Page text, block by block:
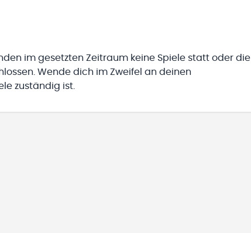
im gesetzten Zeitraum keine Spiele statt oder die
Wende dich im Zweifel an deinen
zuständig ist.